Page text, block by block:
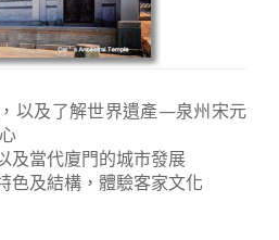
以及了解世界遺產—泉州宋元
及當代廈門的城市發展
色及結構，體驗客家文化